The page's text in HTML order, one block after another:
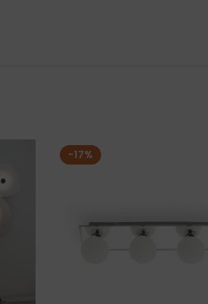
-17%